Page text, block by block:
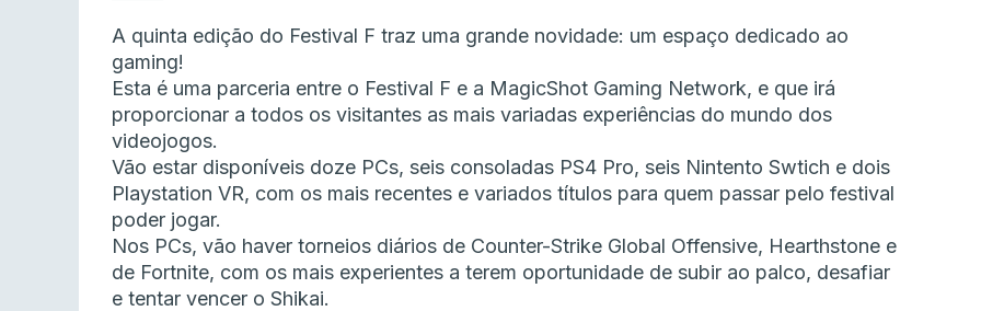
A quinta edição do Festival F traz uma grande novidade: um espaço dedicado ao
gaming!
Esta é uma parceria entre o Festival F e a MagicShot Gaming Network, e que irá
proporcionar a todos os visitantes as mais variadas experiências do mundo dos
videojogos.
Vão estar disponíveis doze PCs, seis consoladas PS4 Pro, seis Nintento Swtich e dois
Playstation VR, com os mais recentes e variados títulos para quem passar pelo festival
poder jogar.
Nos PCs, vão haver torneios diários de Counter-Strike Global Offensive, Hearthstone e
de Fortnite, com os mais experientes a terem oportunidade de subir ao palco, desafiar
e tentar vencer o Shikai.